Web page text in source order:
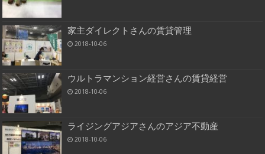
家主ダイレクトさんの賃貸管理
2018-10-06
ウルトラマンション経営さんの賃貸経営
2018-10-06
ライジングアジアさんのアジア不動産
2018-10-06